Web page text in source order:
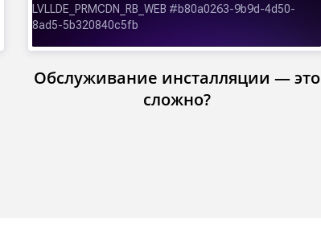
Обслуживание инсталляции — это
сложно?